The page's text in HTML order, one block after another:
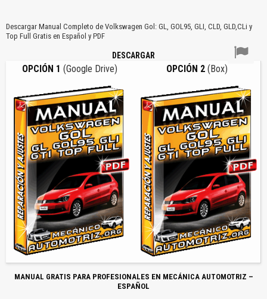
Descargar Manual Completo de Volkswagen Gol: GL, GOL95, GLI, CLD, GLD,CLi y
Top Full Gratis en Español y PDF
DESCARGAR
OPCIÓN 1 (Google Drive) OPCIÓN 2(Box)
MANUAL GRATIS PARA PROFESIONALES EN MECÁNICA AUTOMOTRIZ –
ESPAÑOL